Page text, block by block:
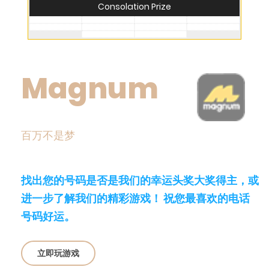
Magnum
百万不是梦
找出您的号码是否是我们的幸运头奖大奖得主，或
进一步了解我们的精彩游戏！ 祝您最喜欢的电话
号码好运。
立即玩游戏